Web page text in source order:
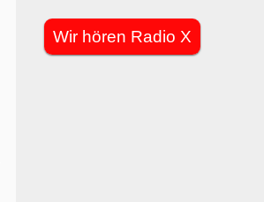
Wir hören Radio X